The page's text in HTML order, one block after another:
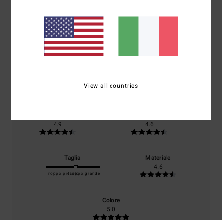
Punteggio medio
4.7
Il 78% dei nostri clienti consiglia questo prodotto
4.9
4.6
Taglia
Troppo piccoloTroppo grande
Materiale
4.6
Colore
5.0
View all countries